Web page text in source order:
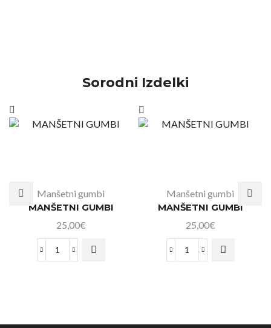
Sorodni Izdelki
Manšetni gumbi
MANŠETNI GUMBI
25,00€
Manšetni gumbi
MANŠETNI GUMBI
25,00€